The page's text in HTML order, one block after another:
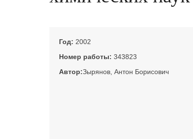
Год: 2002
Номер работы: 343823
Автор:Зырянов, Антон Борисович